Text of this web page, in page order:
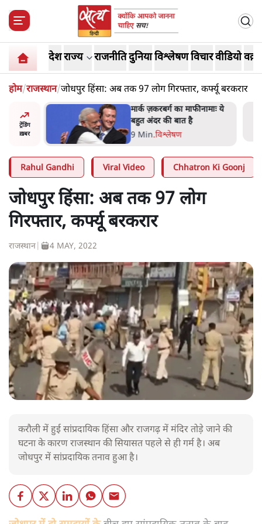
देशराज्य राजनीतिदुनियाविश्लेषणविचारवीडियो
होम/राजस्थान/जोधपुर हिंसा: अब तक 97 लोग गिरफ्तार, कर्फ्यू बरकरार
ट्रेंडिंग
ख़बर
भागवत
मार्क ज़करबर्ग का माफीनामाः ये
बहुत अंदर की बात है
9 Min.विश्लेषण
Rahul Gandhi Viral Video Chhatron Ki Goonj
जोधपुर हिंसा: अब तक 97 लोग
गिरफ्तार, कर्फ्यू बरकरार
राजस्थान 4 MAY, 2022
करौली में हुई सांप्रदायिक हिंसा और राजगढ़ में मंदिर तोड़े जाने की
घटना के कारण राजस्थान की सियासत पहले से ही गर्म है। अब
जोधपुर में सांप्रदायिक तनाव हुआ है।